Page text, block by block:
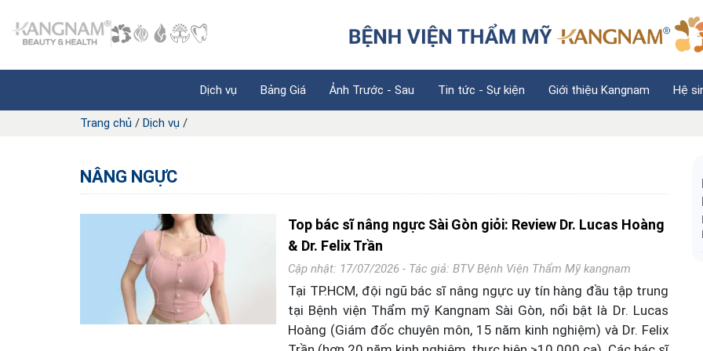
Dịch vụ Bảng Giá Ảnh Trước - Sau Tin tức - Sự kiện Giới thiệu Kangnam Hệ
Trang chủ / Dịch vụ /
NÂNG NGỰC
Top bác sĩ nâng ngực Sài Gòn giỏi: Review Dr. Lucas Hoàng
& Dr. Felix Trần
Cập nhật: 17/07/2026 - Tác giả: BTV Bệnh Viện Thẩm Mỹ kangnam
Tại TP.HCM, đội ngũ bác sĩ nâng ngực uy tín hàng đầu tập trung
tại Bệnh viện Thẩm mỹ Kangnam Sài Gòn, nổi bật là Dr. Lucas
Hoàng (Giám đốc chuyên môn, 15 năm kinh nghiệm) và Dr. Felix